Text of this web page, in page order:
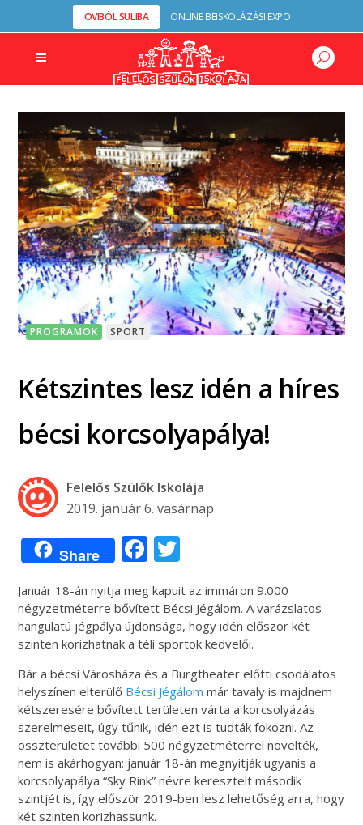
OVIBÓL SULIBA ONLINE BEISKOLÁZÁSI EXPO
PROGRAMOK SPORT
Kétszintes lesz idén a híres
bécsi korcsolyapálya!
Felelős Szülők Iskolája
2019. január 6. vasárnap
Share Facebook
Január 18-án nyitja meg kapuit az immáron 9.000
négyzetméterre bővített Bécsi Jégálom. A varázslatos
hangulatú jégpálya újdonsága, hogy idén először két
szinten korizhatnak a téli sportok kedvelői.
Bár a bécsi Városháza és a Burgtheater előtti csodálatos
helyszínen elterülő Bécsi Jégálom már tavaly is majdnem
kétszeresére bővített területen várta a korcsolyázás
szerelmeseit, úgy tűnik, idén ezt is tudták fokozni. Az
összterületet további 500 négyzetméterrel növelték,
nem is akárhogyan: január 18-án megnyitják ugyanis a
korcsolyapálya “Sky Rink” névre keresztelt második
szintjét is, így először 2019-ben lesz lehetőség arra, hogy
két szinten korizhassunk.